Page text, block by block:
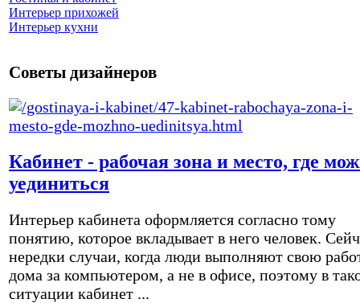
Интерьер прихожей
Интерьер кухни
Советы дизайнеров
Кабинет - рабочая зона и место, где
уединиться
Интерьер кабинета оформляется согласно тому
понятию, которое вкладывает в него человек.
нередки случаи, когда люди выполняют свою
дома за компьютером, а не в офисе, поэтому в
ситуации кабинет ...